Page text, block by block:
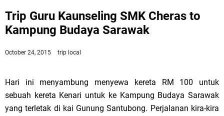
Trip Guru Kaunseling SMK Cheras to
Kampung Budaya Sarawak
October 24, 2015 trip local
Hari ini menyambung menyewa kereta RM 100 untuk
sebuah kereta Kenari untuk ke Kampung Budaya Sarawak
yang terletak di kai Gunung Santubong. Perjalanan kira-kira